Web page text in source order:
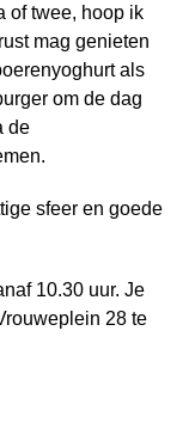
of twee, hoop ik
mag genieten
als
om de dag
de
sfeer en goede
10.30 uur. Je
28 te